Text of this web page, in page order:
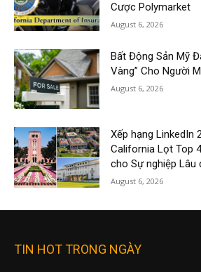
Cược Polymarket
August 6, 2026
Bất Động Sản Mỹ
Vàng” Cho Người
August 6, 2026
Xếp hạng LinkedIn
California Lọt Top
cho Sự nghiệp Lâu
August 6, 2026
TIN HOT TRONG NGÀY